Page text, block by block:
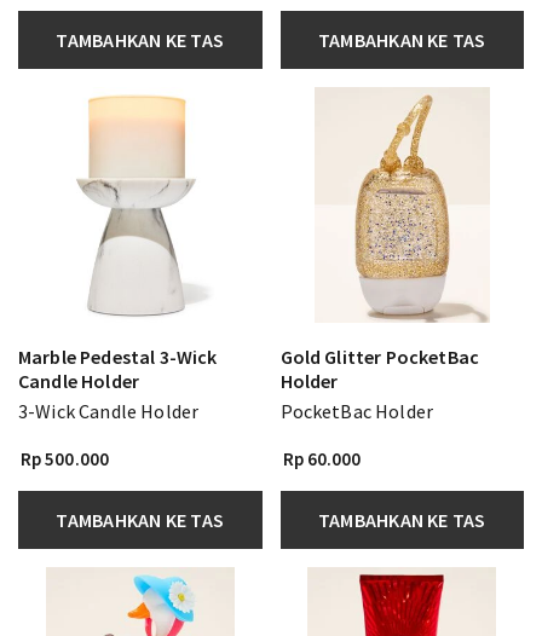
TAMBAHKAN KE TAS TAMBAHKAN KE TAS
Marble Pedestal 3-Wick
Candle Holder
3-Wick Candle Holder
Rp 500.000
TAMBAHKAN KE TAS
Gold Glitter PocketBac
Holder
PocketBac Holder
Rp 60.000
TAMBAHKAN KE TAS